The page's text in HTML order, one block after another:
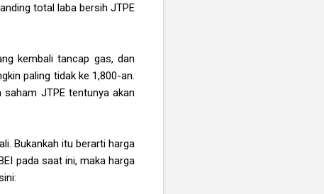
total laba bersih JTPE
kembali tancap gas, dan
paling tidak ke 1,800-an.
JTPE tentunya akan
Bukankah itu berarti harga
pada saat ini, maka harga